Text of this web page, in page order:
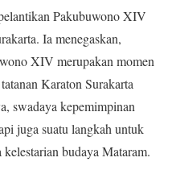
Pakubuwono XIV
Ia menegaskan,
XIV merupakan momen
Karaton Surakarta
swadaya kepemimpinan
juga suatu langkah untuk
budaya Mataram.